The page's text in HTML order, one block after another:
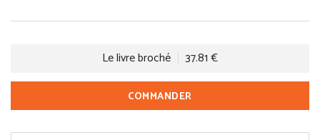
Le livre broché 37.81 €
COMMANDER